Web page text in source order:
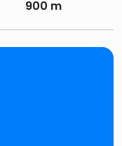
900 m